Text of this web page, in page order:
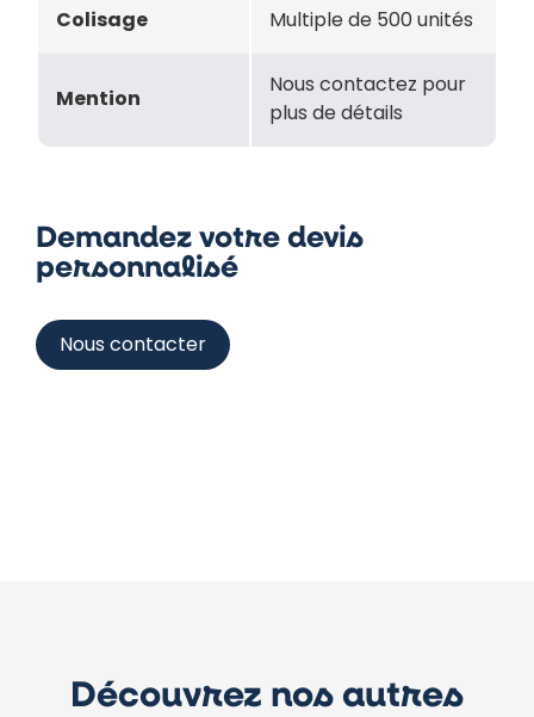
Colisage Multiple de 500 unités
Mention
Nous contactez pour
plus de détails
Demandez votre devis
personnalisé
Nous contacter
Découvrez nos autres